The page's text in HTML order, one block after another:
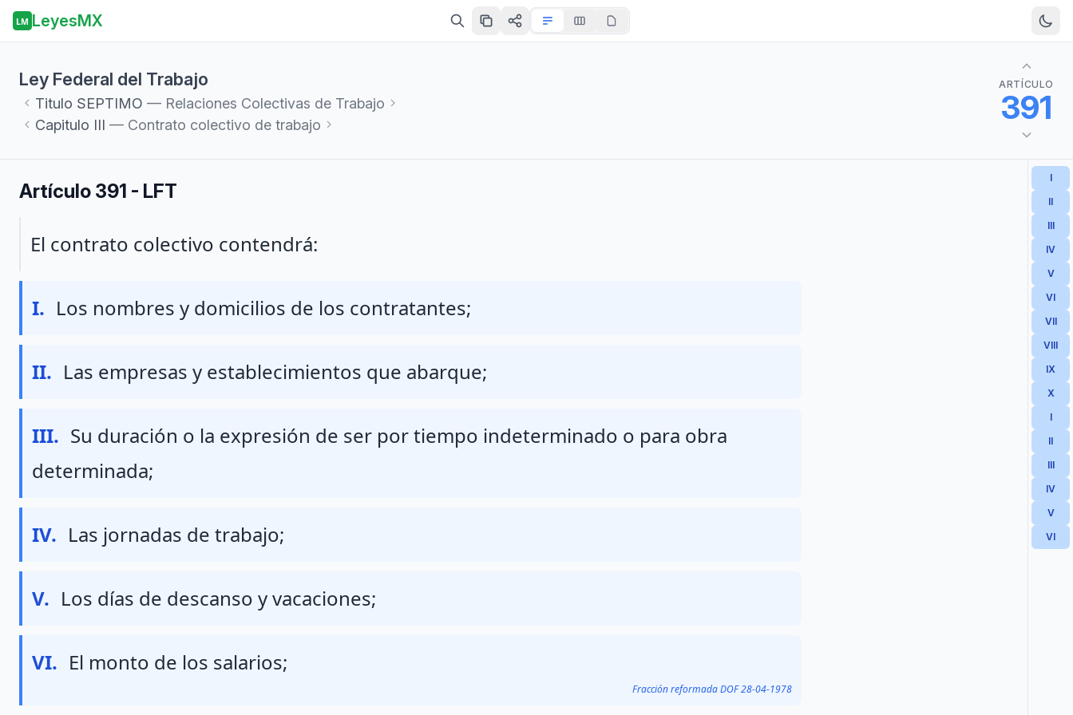
LM LeyesMX
Ley Federal del Trabajo
Titulo SEPTIMO — Relaciones Colectivas de Trabajo
Capitulo III — Contrato colectivo de trabajo
ARTÍCULO
391
Artículo 391 - LFT
Párrafo 1
El contrato colectivo contendrá:
Fraccion I
I. Los nombres y domicilios de los contratantes;
Fraccion II
II. Las empresas y establecimientos que abarque;
Fraccion III
III. Su duración o la expresión de ser por tiempo indeterminado o para obra
determinada;
Fraccion IV
IV. Las jornadas de trabajo;
Fraccion V
V. Los días de descanso y vacaciones;
Fraccion VI
VI. El monto de los salarios;
Fracción reformada DOF 28-04-1978
I
II
III
IV
V
VI
VII
VIII
IX
X
I
II
III
IV
V
VI